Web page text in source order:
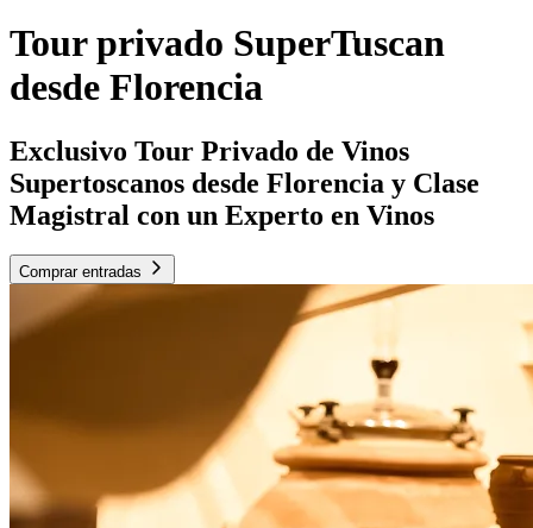
Tour privado SuperTuscan
desde Florencia
Exclusivo Tour Privado de Vinos
Supertoscanos desde Florencia y Clase
Magistral con un Experto en Vinos
Comprar entradas